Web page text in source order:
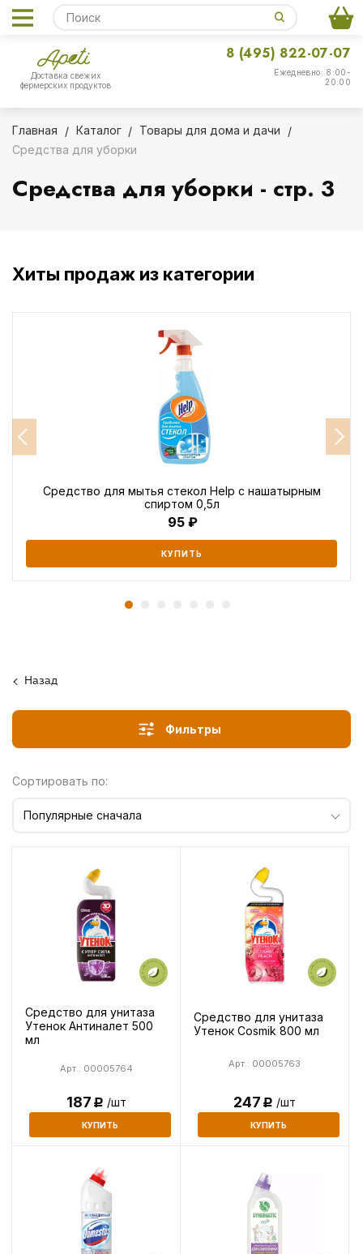
Доставка свежих
фермерских продуктов
Ежедневно: 8:00-
20:00
8 (495) 822-07-07
Главная Каталог
Товары для дома и дачи
Средства для уборки
Средства для уборки - стр. 3
Хиты продаж из категории
Средство для мытья стекол Help с нашатырным
спиртом 0,5л
95
КУПИТЬ
Назад
Фильтры
Сортировать по:
Популярные сначала
Средство для унитаза
Утенок Антиналет 500
мл
Арт.: 00005764
187Р /шт
КУПИТЬ
Средство для унитаза
Утенок Cosmik 800 мл
Арт.: 00005763
247Р /шт
КУПИТЬ